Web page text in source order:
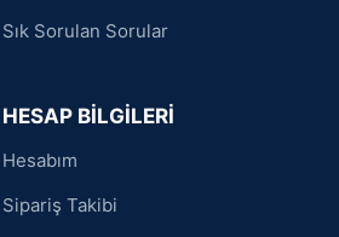
Sık Sorulan Sorular
HESAP BİLGİLERİ
Hesabım
Sipariş Takibi